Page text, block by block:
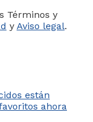
Términos y
y Aviso legal.